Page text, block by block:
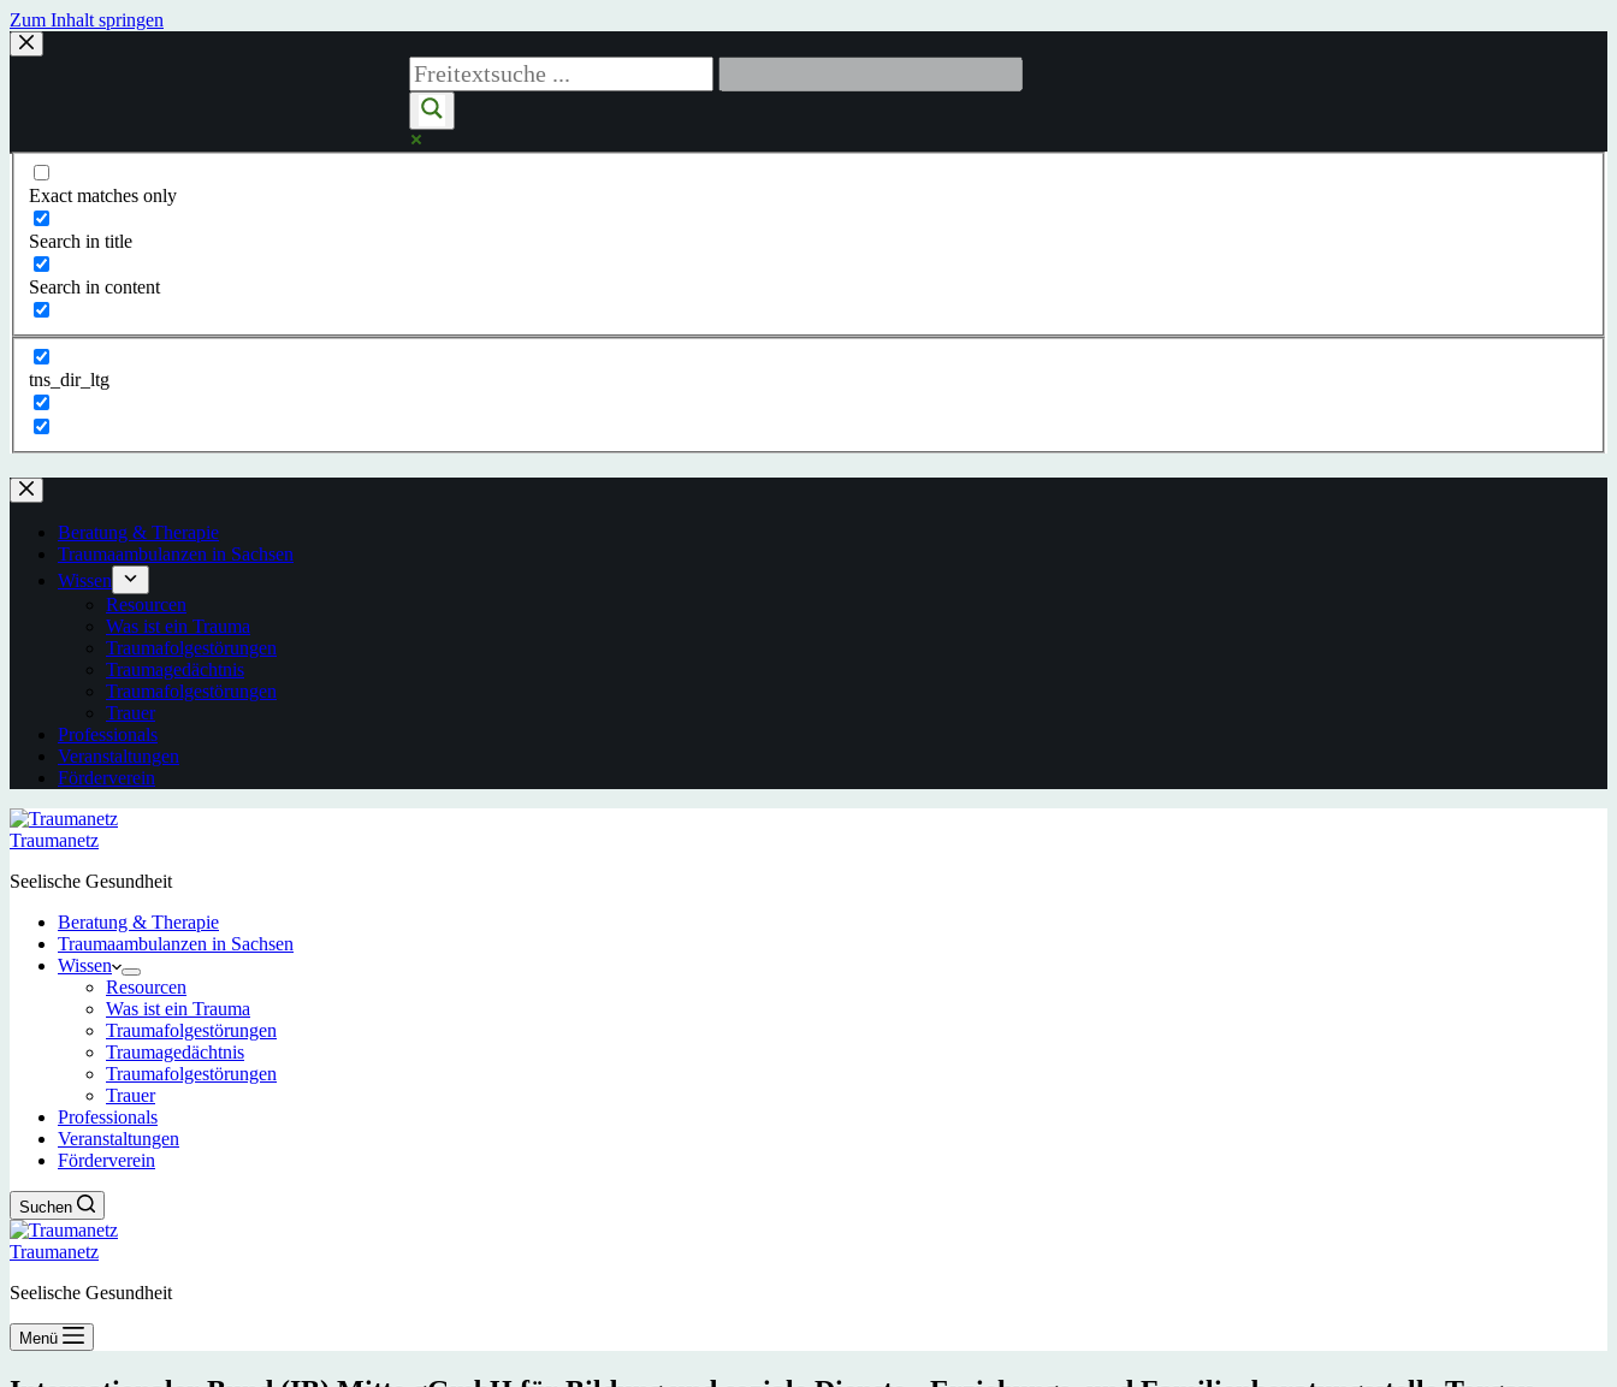
Zum Inhalt springen
Exact matches only
Search in title
Search in content
tns_dir_ltg
Beratung & Therapie
Traumaambulanzen in Sachsen
Wissen
Resourcen
Was ist ein Trauma
Traumafolgestörungen
Traumagedächtnis
Traumafolgestörungen
Trauer
Professionals
Veranstaltungen
Förderverein
Traumanetz
Seelische Gesundheit
Beratung & Therapie
Traumaambulanzen in Sachsen
Wissen
Resourcen
Was ist ein Trauma
Traumafolgestörungen
Traumagedächtnis
Traumafolgestörungen
Trauer
Professionals
Veranstaltungen
Förderverein
Suchen
Traumanetz
Seelische Gesundheit
Menü